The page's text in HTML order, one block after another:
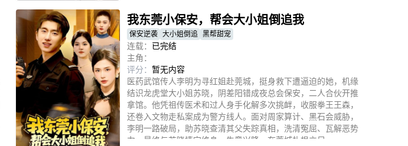
我东莞小保安，帮会大小姐倒追我
保安逆袭 大小姐倒追 黑帮甜宠
连载： 已完结
主角：
评分： 暂无内容
医药武馆传人李明为寻红姐赴莞城，挺身救下遭逼迫的她，机缘
结识龙虎堂大小姐苏晓，阴差阳错成夜总会保安，二人合伙开推
拿馆。他凭祖传医术和过人身手化解多次挑衅，收服拳王王森，
还卷入文物走私案成为警方线人。面对周家算计、黑石会威胁，
李明一路破局，助苏晓查清其父失踪真相，洗清冤屈、瓦解恶势
力，最终与苏晓情定终身，生意兴隆，在莞城扎根立足。